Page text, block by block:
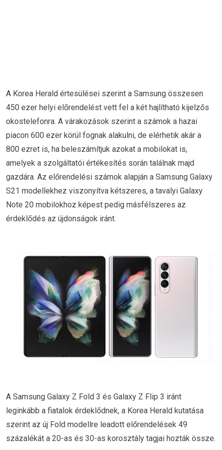
A Korea Herald értesülései szerint a Samsung összesen
450 ezer helyi előrendelést vett fel a két hajlítható kijelzős
okostelefonra. A várakozások szerint a számok a hazai
piacon 600 ezer körül fognak alakulni, de elérhetik akár a
800 ezret is, ha beleszámítjuk azokat a mobilokat is,
amelyek a szolgáltatói értékesítés során találnak majd
gazdára. Az előrendelési számok alapján a Samsung Galaxy
S21 modellekhez viszonyítva kétszeres, a tavalyi Galaxy
Note 20 mobilokhoz képest pedig másfélszeres az
érdeklődés az újdonságok iránt.
A Samsung Galaxy Z Fold 3 és Galaxy Z Flip 3 iránt
leginkább a fiatalok érdeklődnek, a Korea Herald kutatása
szerint az új Fold modellre leadott előrendelések 49
százalékát a 20-as és 30-as korosztály tagjai hozták össze.